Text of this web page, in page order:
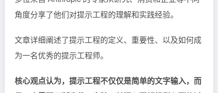
角度分享了他们对提示工程的理解和实践经验。
文章详细阐述了提示工程的定义、重要性、以及如何成
为一名优秀的提示工程师。
核心观点认为，提示工程不仅仅是简单的文字输入，而